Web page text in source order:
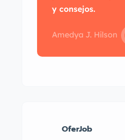
y consejos.
Amedya J. Hilson
OferJob